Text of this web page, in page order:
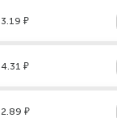
3.19 ₽
4.31 ₽
2.89 ₽